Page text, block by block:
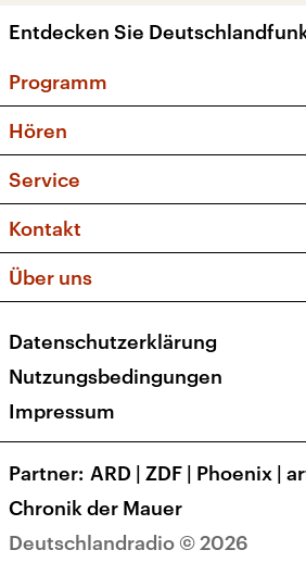
Entdecken Sie
Programm
Sendungen und Podcasts
Musikliste
Kakadu – Das
Hören
Frequenzen (UKW + DAB+)
Service
FAQ
Apps
Newsletter
Veranstaltungen
Kontakt
Social Media
Über uns
Presse
Karriere
Transparenz
Deutschlandradio © 2026
Datenschutzerklärung
Nutzungsbedingungen
Impressum
Partner ARD | ZDF | Phoenix |
Chronik der Mauer